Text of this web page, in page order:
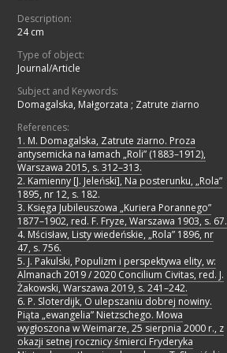
Description:
24 cm
Type of object:
Journal/Article
Subject and Keywords:
Domagalska, Małgorzata ; Zatrute ziarno
References:
1. M. Domagalska, Zatrute ziarno. Proza
antysemicka na łamach „Roli” (1883–1912),
Warszawa 2015, s. 312–313.
2. Kamienny [J. Jeleński], Na posterunku, „Rola”
1895, nr 12, s. 182.
3. Księga Jubileuszowa „Kuriera Porannego”
1877–1902, red. F. Fryze, Warszawa 1903, s. 67.
4. Mścisław, Listy wiedeńskie, „Rola” 1896, nr
47, s. 756.
5. J. Pakulski, Populizm i perspektywa elity, w:
Almanach 2019 / 2020 Concilium Civitas, red. J.
Żakowski, Warszawa 2019, s. 241–242.
6. P. Sloterdijk, O ulepszaniu dobrej nowiny.
Piąta „ewangelia” Nietzschego. Mowa
wygłoszona w Weimarze, 25 sierpnia 2000 r., z
okazji setnej rocznicy śmierci Fryderyka